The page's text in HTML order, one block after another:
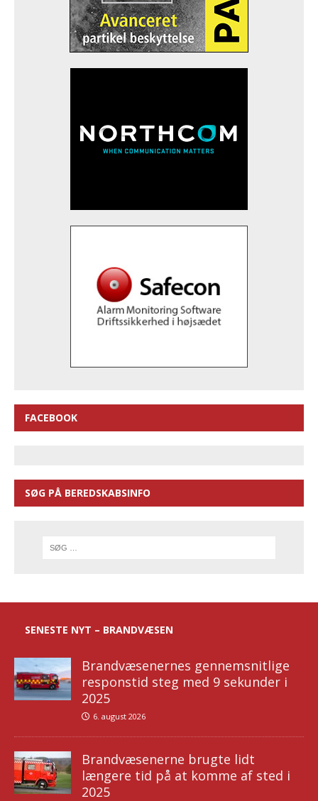
FACEBOOK
SØG PÅ BEREDSKABSINFO
SENESTE NYT – BRANDVÆSEN
Brandvæsenernes gennemsnitlige
responstid steg med 9 sekunder i
2025
6. august 2026
Brandvæsenerne brugte lidt
længere tid på at komme af sted i
2025